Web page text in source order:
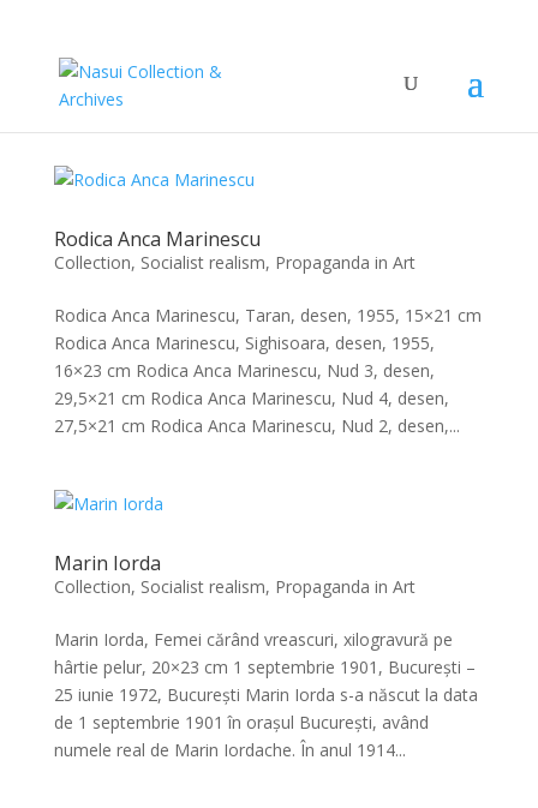
Rodica Anca Marinescu
Collection, Socialist realism, Propaganda in Art
Rodica Anca Marinescu, Taran, desen, 1955, 15×21 cm
Rodica Anca Marinescu, Sighisoara, desen, 1955,
16×23 cm Rodica Anca Marinescu, Nud 3, desen,
29,5×21 cm Rodica Anca Marinescu, Nud 4, desen,
27,5×21 cm Rodica Anca Marinescu, Nud 2, desen,...
Marin Iorda
Collection, Socialist realism, Propaganda in Art
Marin Iorda, Femei cărând vreascuri, xilogravură pe
hârtie pelur, 20×23 cm 1 septembrie 1901, București –
25 iunie 1972, București Marin Iorda s-a născut la data
de 1 septembrie 1901 în orașul București, având
numele real de Marin Iordache. În anul 1914...